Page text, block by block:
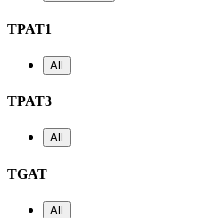
TPAT1
All
TPAT3
All
TGAT
All